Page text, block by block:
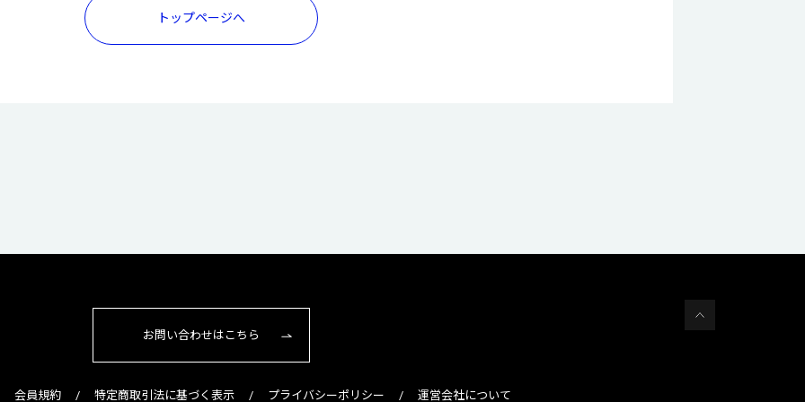
トップページへ
お問い合わせはこちら
会員規約 特定商取引法に基づく表示 プライバシーポリシー 運営会社について